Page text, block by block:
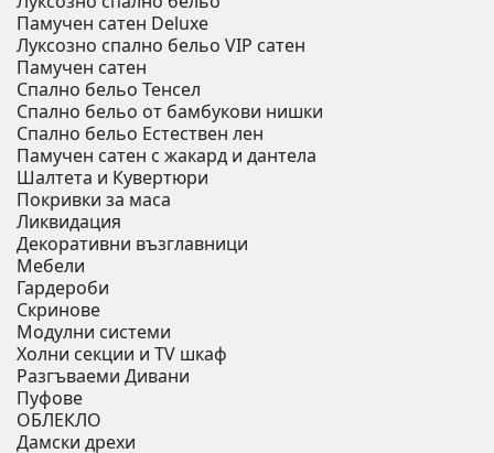
Памучен сатен Deluxe
Луксозно спално бельо VIP сатен
Памучен сатен
Спално бельо Тенсел
Спално бельо от бамбукови нишки
Спално бельо Естествен лен
Памучен сатен с жакард и дантела
Шалтета и Кувертюри
Покривки за маса
Ликвидация
Декоративни възглавници
Мебели
Гардероби
Скринове
Модулни системи
Холни секции и ТV шкаф
Разгъваеми Дивани
Пуфове
ОБЛЕКЛО
Дамски дрехи